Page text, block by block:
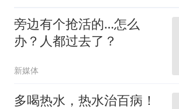
旁边有个抢活的…怎么
办？人都过去了？
新媒体
多喝热水，热水治百病！